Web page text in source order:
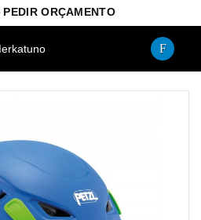
ORÇAMENTO